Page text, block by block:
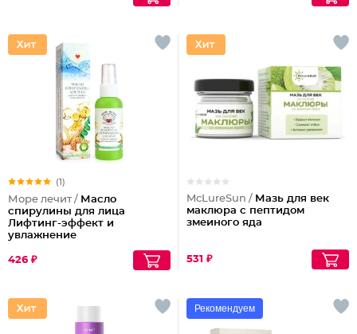
(1)
Море лечит / Масло
спирулины для лица
Лифтинг-эффект и
увлажнение
426 ₽
McLureSun / Мазь для век
маклюра с пептидом
змеиного яда
531 ₽
Рекомендуем